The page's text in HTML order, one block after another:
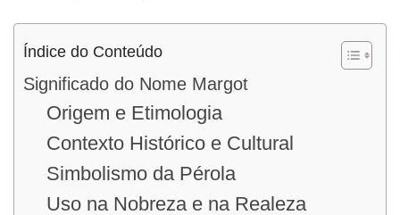
Índice do Conteúdo
Significado do Nome Margot
Origem e Etimologia
Contexto Histórico e Cultural
Simbolismo da Pérola
Uso na Nobreza e na Realeza